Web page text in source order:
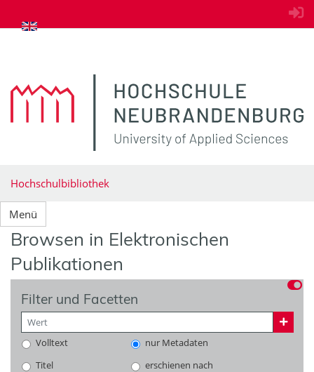
zum Inhalt springen
Hochschulbibliothek
Menü
Browsen in Elektronischen
Publikationen
Filter und Facetten
Volltext
nur Metadaten
Titel
erschienen nach